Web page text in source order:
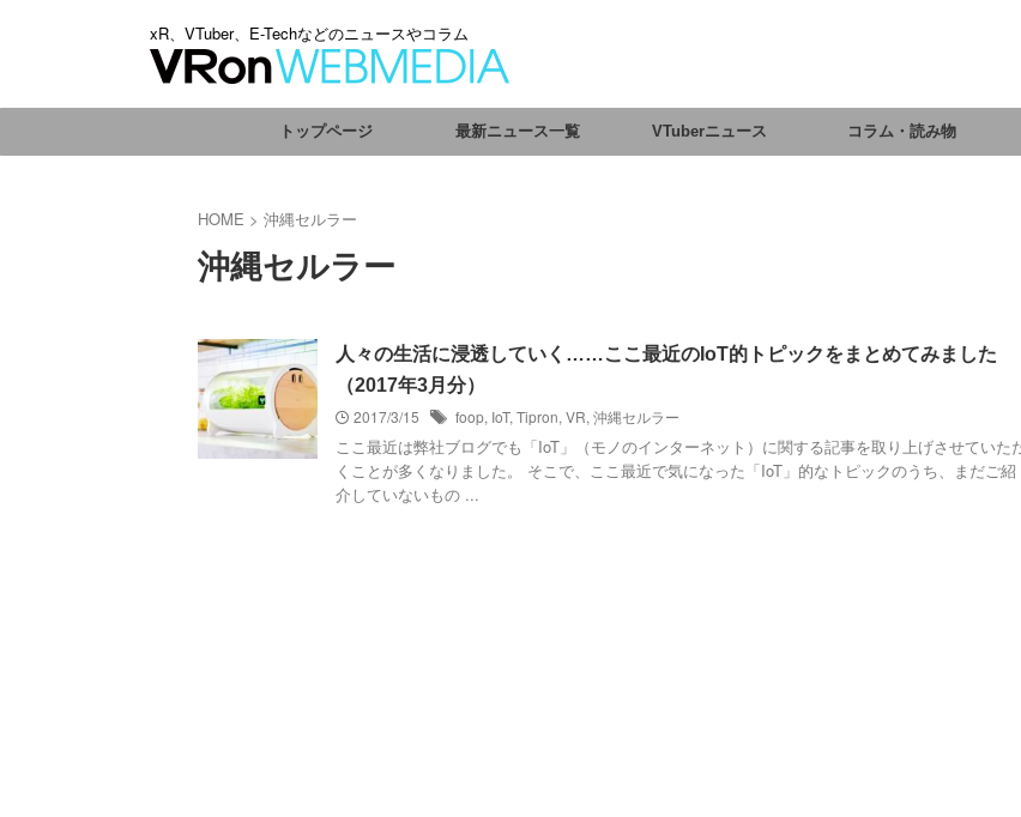
xR、VTuber、E-Techなどのニュースやコラム
トップページ 最新ニュース一覧 VTuberニュース コラム・読み物
HOME > 沖縄セルラー
沖縄セルラー
人々の生活に浸透していく……ここ最近のIoT的トピックをまとめてみました
（2017年3月分）
2017/3/15
foop, IoT, Tipron, VR, 沖縄セルラー
ここ最近は弊社ブログでも「IoT」（モノのインターネット）に関する記事を取り上げさせていた
くことが多くなりました。 そこで、ここ最近で気になった「IoT」的なトピックのうち、まだご紹
介していないもの ...